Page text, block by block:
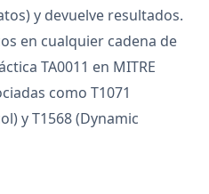
y devuelve resultados.
en cualquier cadena de
TA0011 en MITRE
como T1071
y T1568 (Dynamic